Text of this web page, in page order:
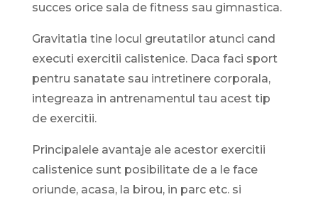
succes orice sala de fitness sau gimnastica.
Gravitatia tine locul greutatilor atunci cand
executi exercitii calistenice. Daca faci sport
pentru sanatate sau intretinere corporala,
integreaza in antrenamentul tau acest tip
de exercitii.
Principalele avantaje ale acestor exercitii
calistenice sunt posibilitate de a le face
oriunde, acasa, la birou, in parc etc. si